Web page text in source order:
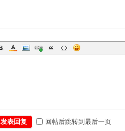
发表回复 回帖后跳转到最后一页